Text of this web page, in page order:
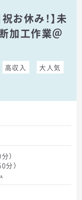
お休み！】未
加工作業＠
高収入 大人気
）
）